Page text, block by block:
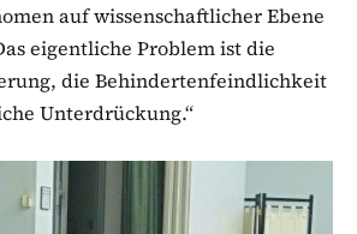
auf wissenschaftlicher Ebene
eigentliche Problem ist die
die Behindertenfeindlichkeit
Unterdrückung.“